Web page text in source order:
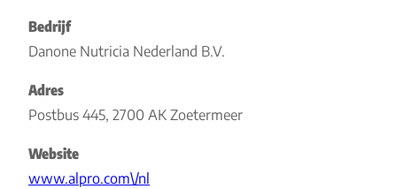
Bedrijf
Danone Nutricia Nederland B.V.
Adres
Postbus 445, 2700 AK Zoetermeer
Website
www.alpro.com\/nl